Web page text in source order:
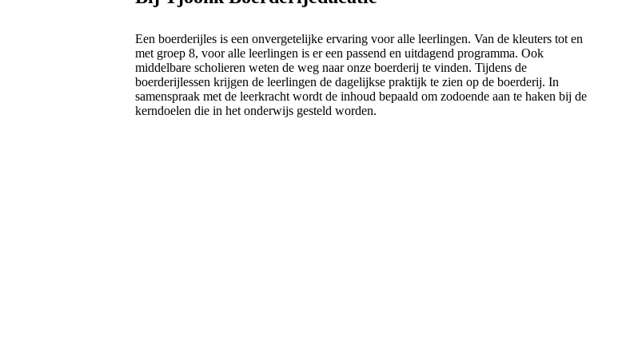
Een boerderijles is een onvergetelijke ervaring voor alle leerlingen. Van de kleuters tot en
met groep 8, voor alle leerlingen is er een passend en uitdagend programma. Ook
middelbare scholieren weten de weg naar onze boerderij te vinden. Tijdens de
boerderijlessen krijgen de leerlingen de dagelijkse praktijk te zien op de boerderij. In
samenspraak met de leerkracht wordt de inhoud bepaald om zodoende aan te haken bij de
kerndoelen die in het onderwijs gesteld worden.